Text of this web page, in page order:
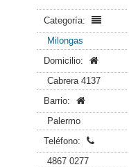
Categoría:
Milongas
Domicilio:
Cabrera 4137
Barrio:
Palermo
Teléfono:
4867 0277